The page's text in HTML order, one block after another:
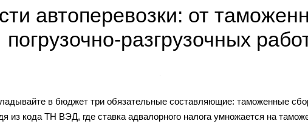
автоперевозки: от
погрузочно-разгрузочных
в бюджет три обязательные составляющие: таможенные
из кода ТН ВЭД, где ставка адвалорного налога умножается на